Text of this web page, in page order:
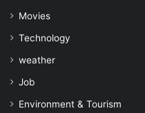
Movies
Technology
weather
Job
Environment & Tourism